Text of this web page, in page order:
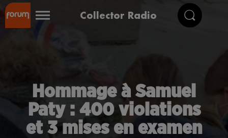
Collector Radio
Hommage à Samuel
Paty : 400 violations
et 3 mises en examen